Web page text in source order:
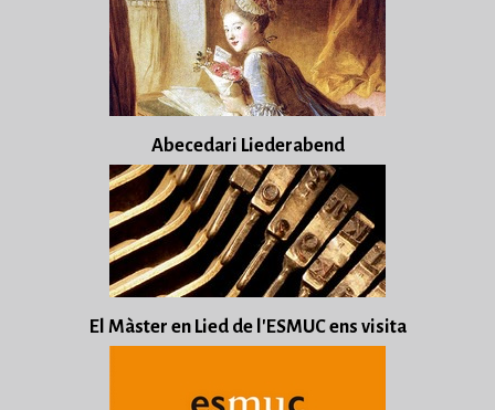
Abecedari Liederabend
El Màster en Lied de l'ESMUC ens visita